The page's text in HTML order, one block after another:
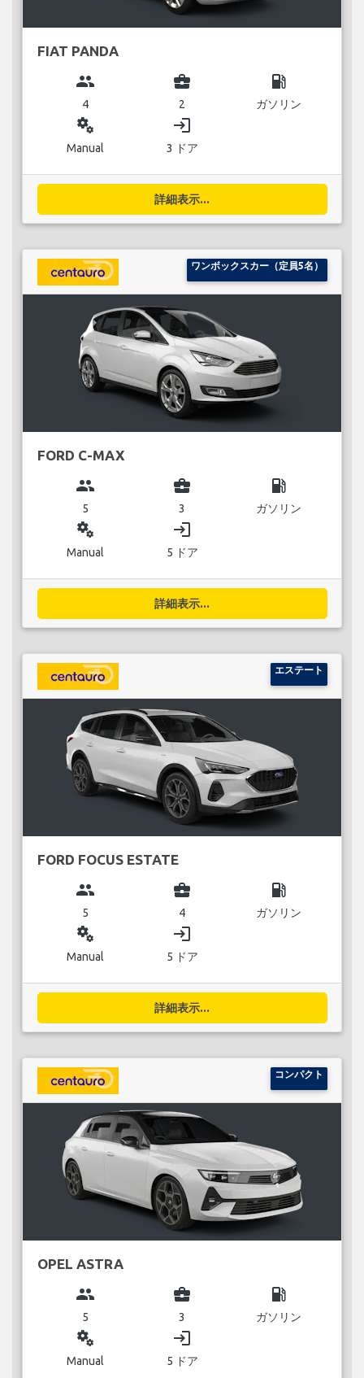
FIAT PANDA
group
4
business_center
2
local_gas_station
ガソリン
miscellaneous_services
Manual
login
3 ドア
詳細表示...
ワンボックスカー（定員5名）
FORD C-MAX
group
5
business_center
3
local_gas_station
ガソリン
miscellaneous_services
Manual
login
5 ドア
詳細表示...
エステート
FORD FOCUS ESTATE
group
5
business_center
4
local_gas_station
ガソリン
miscellaneous_services
Manual
login
5 ドア
詳細表示...
コンパクト
OPEL ASTRA
group
5
business_center
3
local_gas_station
ガソリン
miscellaneous_services
Manual
login
5 ドア